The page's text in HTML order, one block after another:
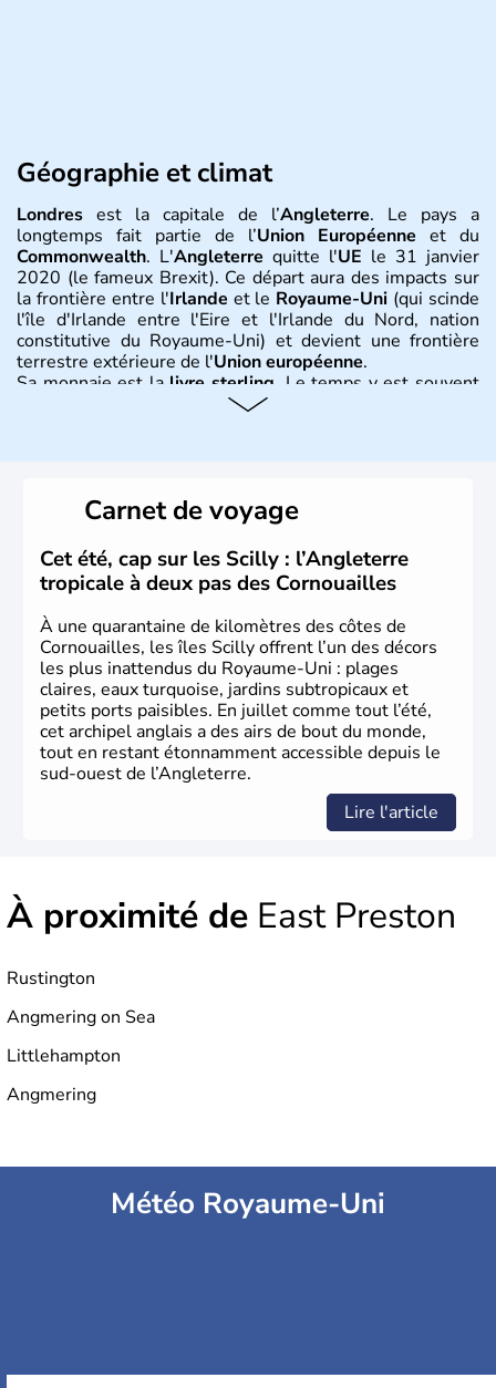
Géographie et climat
Londres est la capitale de l’Angleterre. Le pays a
longtemps fait partie de l’Union Européenne et du
Commonwealth. L'Angleterre quitte l'UE le 31 janvier
2020 (le fameux Brexit). Ce départ aura des impacts sur
la frontière entre l'Irlande et le Royaume-Uni (qui scinde
l'île d'Irlande entre l'Eire et l'Irlande du Nord, nation
constitutive du Royaume-Uni) et devient une frontière
terrestre extérieure de l'Union européenne.
Sa monnaie est lalivre sterling . Le temps y est souvent
instable avec de nombreuses précipitations : il s’agit d’un
Histoire et administration
L'Angleterre est l’une des quatre nations constitutives du
Royaume-Uni. Elle est peuplée de plus de 50 millions
d’habitants, les Anglais, et constitue à elle seule, près de
84% de la population de l’ensemble. Le pays s’est créé au
Xème siècle et tient son nom desAngles
germanique installé sur ces terres. Première démocratie
parlementaire au monde, elle doit son développement à
l’essor industriel du XIXème siècle.
Carnet de voyage
Cet été, cap sur les Scilly : l’Angleterre
tropicale à deux pas des Cornouailles
À une quarantaine de kilomètres des côtes de
Cornouailles, les îles Scilly offrent l’un des décors
les plus inattendus du Royaume-Uni : plages
claires, eaux turquoise, jardins subtropicaux et
petits ports paisibles. En juillet comme tout l’été,
cet archipel anglais a des airs de bout du monde,
tout en restant étonnamment accessible depuis le
sud-ouest de l’Angleterre.
Lire l'article
À proximité de East Preston
Rustington
Angmering on Sea
Littlehampton
Angmering
Météo Royaume-Uni